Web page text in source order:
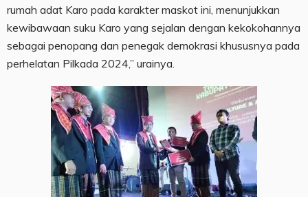
rumah adat Karo pada karakter maskot ini, menunjukkan
kewibawaan suku Karo yang sejalan dengan kekokohannya
sebagai penopang dan penegak demokrasi khususnya pada
perhelatan Pilkada 2024,” urainya.